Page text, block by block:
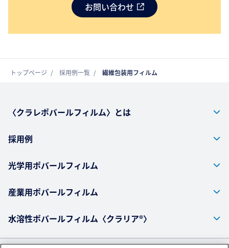
お問い合わせ
トップページ 採用例一覧 繊維包装用フィルム
〈クラレポバールフィルム〉とは
採用例
光学用ポバールフィルム
産業用ポバールフィルム
水溶性ポバールフィルム〈クラリア®〉